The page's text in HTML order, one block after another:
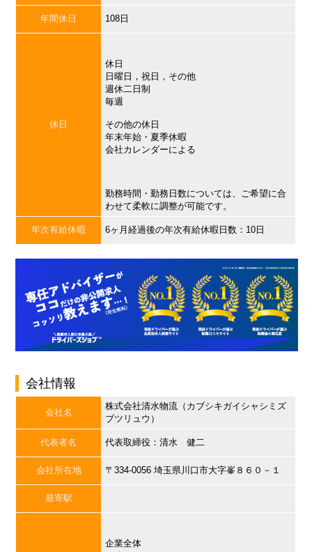
年間休日 108日
休日
休日
日曜日，祝日，その他
週休二日制
毎週
その他の休日
年末年始・夏季休暇
会社カレンダーによる
勤務時間・勤務日数については、ご希望に合
わせて柔軟に調整が可能です。
年次有給休暇 6ヶ月経過後の年次有給休暇日数：10日
会社情報
会社名
株式会社清水物流（カブシキガイシャシミズ
ブツリュウ）
代表者名 代表取締役：清水 健二
会社所在地 〒334-0056 埼玉県川口市大字峯８６０－１
最寄駅
企業全体